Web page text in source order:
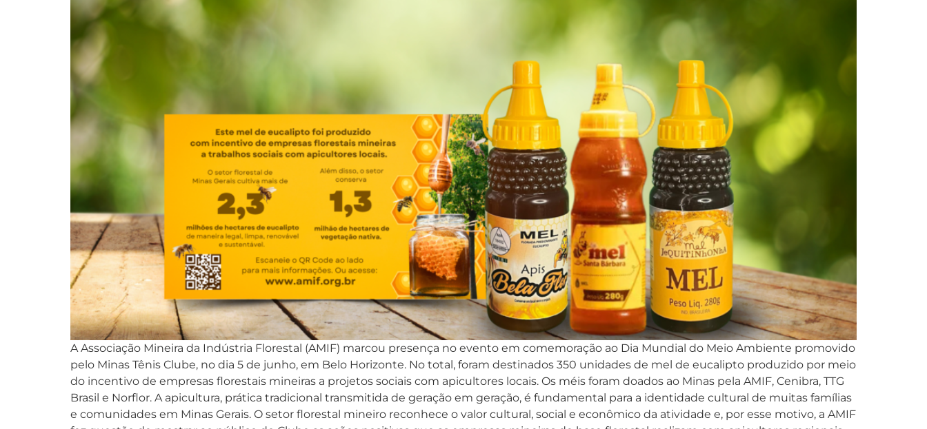
A Associação Mineira da Indústria Florestal (AMIF) marcou presença no evento em comemoração ao Dia Mundial do Meio Ambiente promovido
pelo Minas Tênis Clube, no dia 5 de junho, em Belo Horizonte. No total, foram destinados 350 unidades de mel de eucalipto produzido por meio
do incentivo de empresas florestais mineiras a projetos sociais com apicultores locais. Os méis foram doados ao Minas pela AMIF, Cenibra, TTG
Brasil e Norflor. A apicultura, prática tradicional transmitida de geração em geração, é fundamental para a identidade cultural de muitas famílias
e comunidades em Minas Gerais. O setor florestal mineiro reconhece o valor cultural, social e econômico da atividade e, por esse motivo, a AMIF